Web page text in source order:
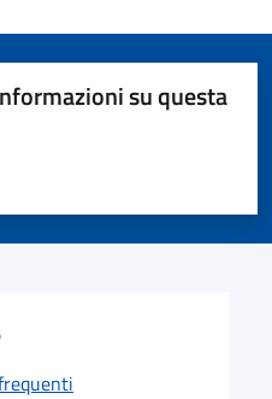
su questa
su 5